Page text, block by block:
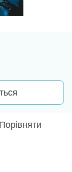
Порівняти